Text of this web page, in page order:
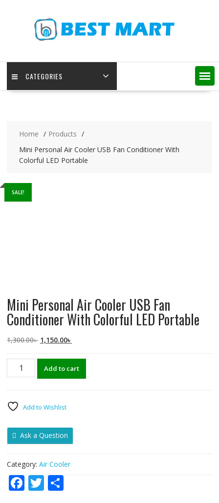
CATEGORIES
Home
Products
Mini Personal Air Cooler USB Fan Conditioner With
Colorful LED Portable
SALE!
Mini Personal Air Cooler USB Fan
Conditioner With Colorful LED Portable
1,300.00৳ Original
was:
1,300.00৳ .
1,150.00৳
is:
1,150.00৳ .
Personal
USB
Conditioner
With
LED
Portable
quantity
Add to cart
Add to Wishlist
Ask a Question
Category: Air Cooler
F T S